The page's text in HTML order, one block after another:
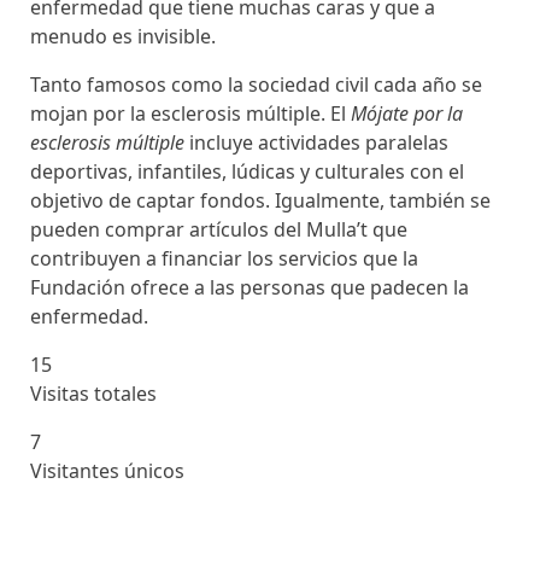
enfermedad que tiene muchas caras y que a
menudo es invisible.
Tanto famosos como la sociedad civil cada año se
mojan por la esclerosis múltiple. El Mójate por la
esclerosis múltiple incluye actividades paralelas
deportivas, infantiles, lúdicas y culturales con el
objetivo de captar fondos. Igualmente, también se
pueden comprar artículos del Mulla’t que
contribuyen a financiar los servicios que la
Fundación ofrece a las personas que padecen la
enfermedad.
15
Visitas totales
7
Visitantes únicos